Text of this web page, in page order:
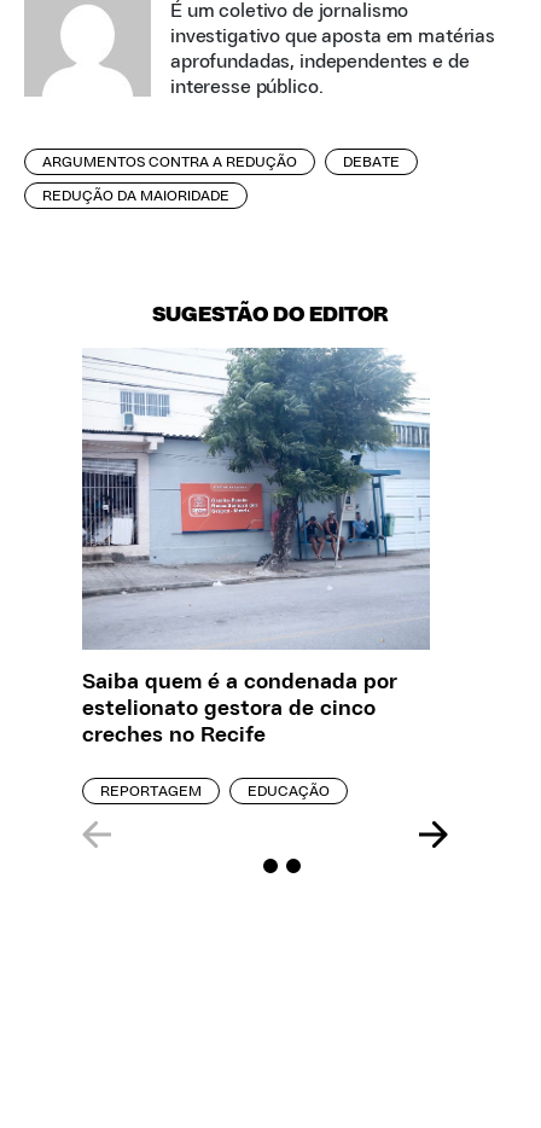
É um coletivo de jornalismo
investigativo que aposta em matérias
aprofundadas, independentes e de
interesse público.
ARGUMENTOS CONTRA A REDUÇÃO DEBATE
REDUÇÃO DA MAIORIDADE
SUGESTÃO DO EDITOR
Saiba quem é a condenada por
estelionato gestora de cinco
creches no Recife
REPORTAGEM EDUCAÇÃO